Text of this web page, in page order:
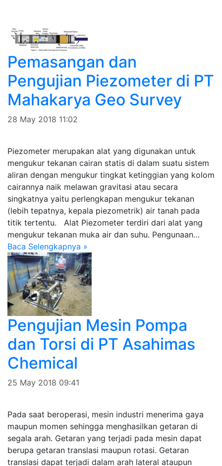
Pemasangan dan
Pengujian Piezometer di PT
Mahakarya Geo Survey
28 May 2018 11:02
Piezometer merupakan alat yang digunakan untuk
mengukur tekanan cairan statis di dalam suatu sistem
aliran dengan mengukur tingkat ketinggian yang kolom
cairannya naik melawan gravitasi atau secara
singkatnya yaitu perlengkapan mengukur tekanan
(lebih tepatnya, kepala piezometrik) air tanah pada
titik tertentu. Alat Piezometer terdiri dari alat yang
mengukur tekanan muka air dan suhu. Pengunaan…
Baca Selengkapnya »
Pengujian Mesin Pompa
dan Torsi di PT Asahimas
Chemical
25 May 2018 09:41
Pada saat beroperasi, mesin industri menerima gaya
maupun momen sehingga menghasilkan getaran di
segala arah. Getaran yang terjadi pada mesin dapat
berupa getaran translasi maupun rotasi. Getaran
translasi dapat terjadi dalam arah lateral ataupun